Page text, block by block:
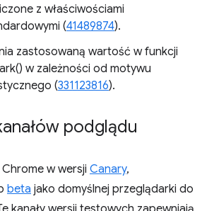
z właściwościami
(41489874).
zastosowaną wartość w funkcji
w zależności od motywu
(331123816).
podglądu
w wersji Canary,
beta jako domyślnej przeglądarki do